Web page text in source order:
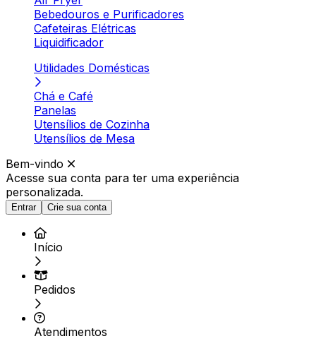
Bebedouros e Purificadores
Cafeteiras Elétricas
Liquidificador
Utilidades Domésticas
Chá e Café
Panelas
Utensílios de Cozinha
Utensílios de Mesa
Bem-vindo
Acesse sua conta para ter uma experiência
personalizada.
Entrar Crie sua conta
Início
Pedidos
Atendimentos